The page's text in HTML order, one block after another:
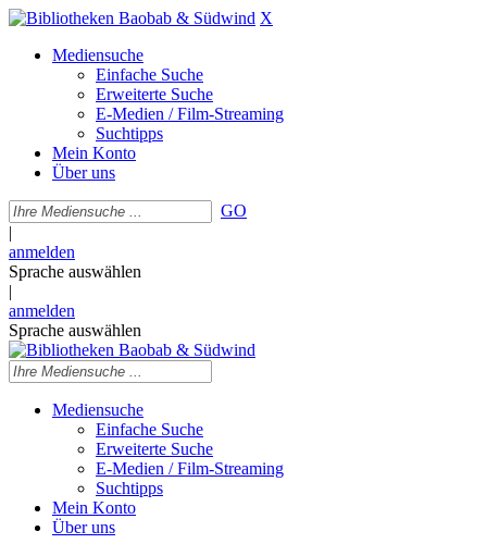
X
Mediensuche
Einfache Suche
Erweiterte Suche
E-Medien / Film-Streaming
Suchtipps
Mein Konto
Über uns
GO
|
anmelden
Sprache auswählen
|
anmelden
Sprache auswählen
Mediensuche
Einfache Suche
Erweiterte Suche
E-Medien / Film-Streaming
Suchtipps
Mein Konto
Über uns